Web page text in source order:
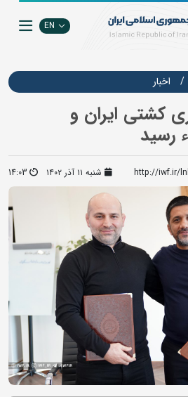
EN
اخبار
کشتی ایران و
رسید
http://iwf.ir/ شنبه ۱۱ آذر ۱۴۰۲ 14:03